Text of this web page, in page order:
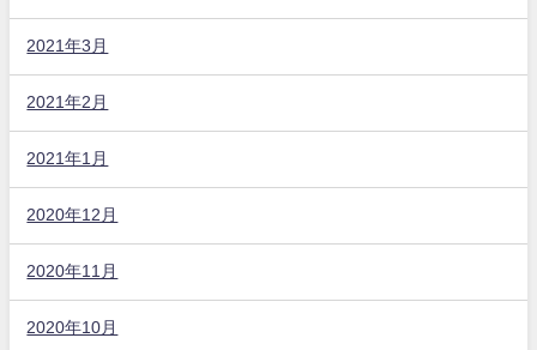
2021年3月
2021年2月
2021年1月
2020年12月
2020年11月
2020年10月